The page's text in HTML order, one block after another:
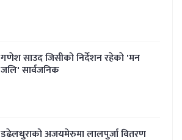
गणेश साउद जिसीको निर्देशन रहेकाे 'मन
जलि' सार्वजनिक
डढेलधुराको अजयमेरुमा लालपुर्जा वितरण